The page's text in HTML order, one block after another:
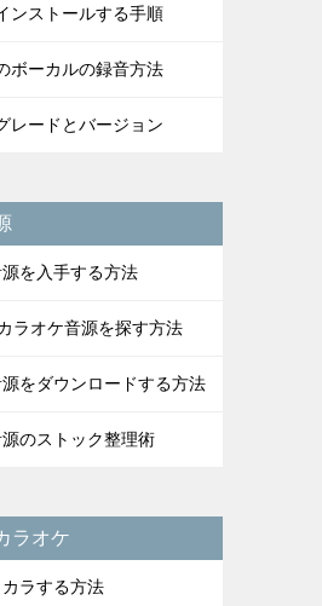
ンストールする手順
ボーカルの録音方法
レードとバージョン
を入手する方法
ラオケ音源を探す方法
をダウンロードする方法
のストック整理術
ラオケ
ラする方法